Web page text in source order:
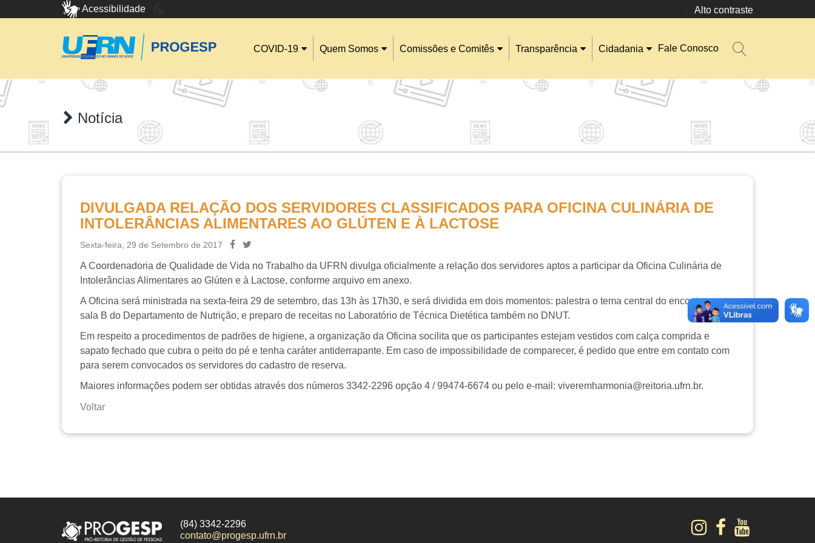
Acessibilidade Alto contraste
COVID-19 Quem Somos Comissões e Comitês Transparência Cidadania Fale Conosco
Notícia
DIVULGADA RELAÇÃO DOS SERVIDORES CLASSIFICADOS PARA OFICINA CULINÁRIA DE
INTOLERÂNCIAS ALIMENTARES AO GLÚTEN E À LACTOSE
Sexta-feira, 29 de Setembro de 2017
A Coordenadoria de Qualidade de Vida no Trabalho da UFRN divulga oficialmente a relação dos servidores aptos a participar da Oficina Culinária de
Intolerâncias Alimentares ao Glúten e à Lactose, conforme arquivo em anexo.
A Oficina será ministrada na sexta-feira 29 de setembro, das 13h às 17h30, e será dividida em dois momentos: palestra o tema central do encontro, na
sala B do Departamento de Nutrição, e preparo de receitas no Laboratório de Técnica Dietética também no DNUT.
Em respeito a procedimentos de padrões de higiene, a organização da Oficina socilita que os participantes estejam vestidos com calça comprida e
sapato fechado que cubra o peito do pé e tenha caráter antiderrapante. Em caso de impossibilidade de comparecer, é pedido que entre em contato com
para serem convocados os servidores do cadastro de reserva.
Maiores informações podem ser obtidas através dos números 3342-2296 opção 4 / 99474-6674 ou pelo e-mail: viveremharmonia@reitoria.ufrn.br.
Voltar
(84) 3342-2296
contato@progesp.ufrn.br